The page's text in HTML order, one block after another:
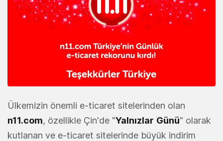
Ülkemizin önemli e-ticaret sitelerinden olan
n11.com, özellikle Çin'de "Yalnızlar Günü" olarak
kutlanan ve e-ticaret sitelerinde büyük indirim